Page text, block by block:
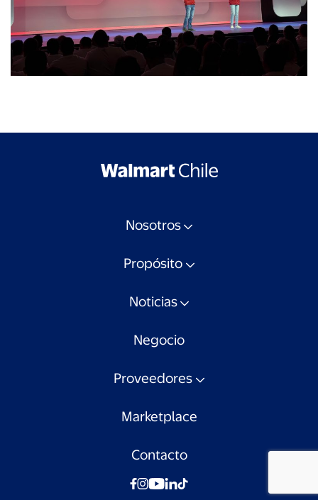
Nosotros
Propósito
Noticias
Negocio
Proveedores
Marketplace
Contacto